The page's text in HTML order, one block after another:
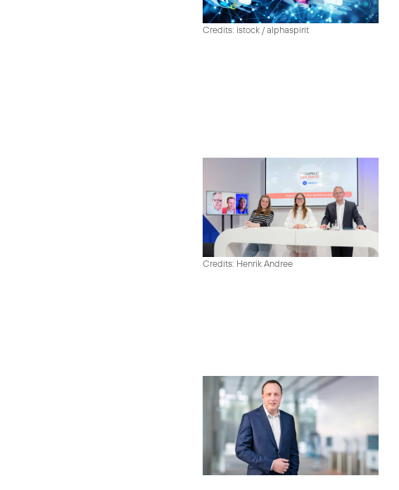
Credits: istock / alphaspirit
Credits: Henrik Andree